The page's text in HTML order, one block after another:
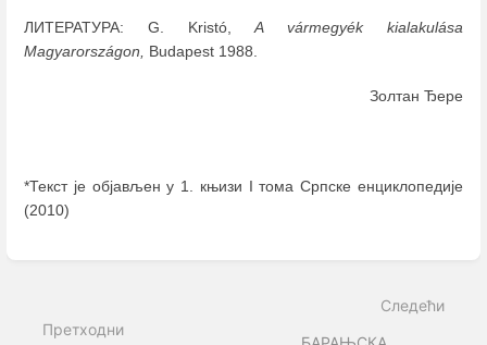
ЛИТЕРАТУРА: G. Kristó,A vármegyék kialakulása
Magyarországon,
Budapest 1988.
Золтан Ђере
*Текст је објављен у 1. књизи I тома Српске енциклопедије
(2010)
Претходни
Следећи